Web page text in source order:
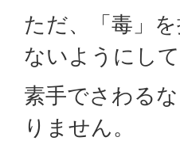
ただ、「毒」
ないようにして
素手でさわる
りません。